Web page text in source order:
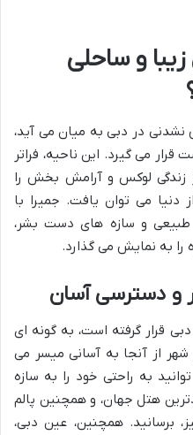
زیبا و ساحلی
در دبی به میان می آید،
می گیرد. این ناحیه، فراتر
زندگی لوکس و آرامش بخش را
دنیا می توان یافت. جمیرا با
طبیعی و سازه های دست بشر،
به نمایش می گذارد.
و دسترسی آسان
قرار گرفته است، به گونه ای
از آنجا به آسانی میسر می
به راحتی خود را به سازه
هتل جهان، و همچنین پالم
برسانید. همچنین، عین دبی،